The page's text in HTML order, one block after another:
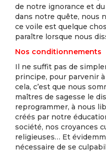
de notre ignorance et
dans notre quête, nous
ce voile est quelque
paraître lorsque nous
Nos conditionnements
Il ne suffit pas de
principe, pour parvenir
cela, c’est que nous
maîtres de sagesse le
reprogrammer, à nous
créés par notre
société, nos croyances
religieuses… Et
nécessaire de se